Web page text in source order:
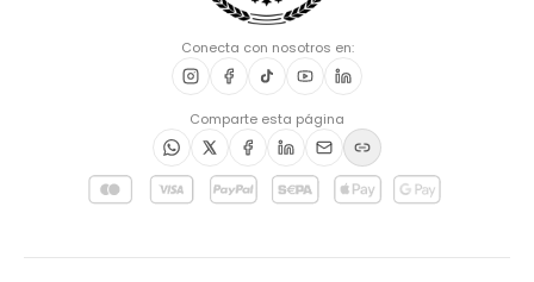
Conecta con nosotros en:
Comparte esta página